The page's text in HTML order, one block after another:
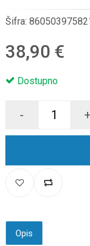
Šifra:
38,90 €
Dostupno
- +
Opis